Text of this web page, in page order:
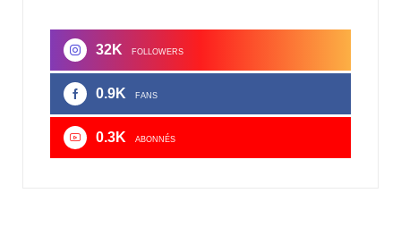
32K FOLLOWERS
0.9K FANS
0.3K ABONNÉS